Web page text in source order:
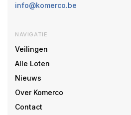
info@komerco.be
NAVIGATIE
Veilingen
Alle Loten
Nieuws
Over Komerco
Contact